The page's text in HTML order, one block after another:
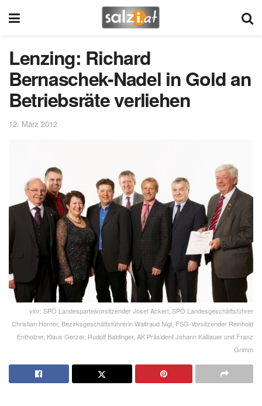
Lenzing: Richard
Bernaschek-Nadel in Gold an
Betriebsräte verliehen
12. März 2012
vlnr: SPÖ Landesparteivorsitzender Josef Ackerl, SPÖ Landesgeschäftsführer
Christian Horner, Bezirksgeschäftsführerin Waltraud Nigl, FSG-Vorsitzender Reinhold
Entholzer, Klaus Gerzer, Rudolf Baldinger, AK Präsident Johann Kalliauer und Franz
Grimm